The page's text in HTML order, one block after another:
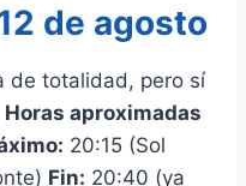
de agosto
de totalidad, pero sí
Horas aproximadas
20:15 (Sol
Fin: 20:40 (ya